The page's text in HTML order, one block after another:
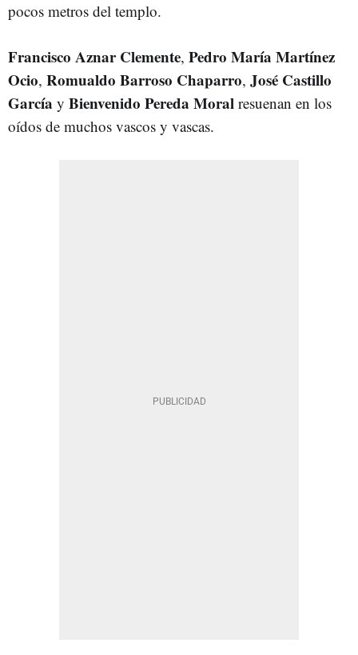
pocos metros del templo.
Francisco Aznar Clemente, Pedro María Martínez
Ocio, Romualdo Barroso Chaparro, José Castillo
García y Bienvenido Pereda Moral resuenan en los
oídos de muchos vascos y vascas.